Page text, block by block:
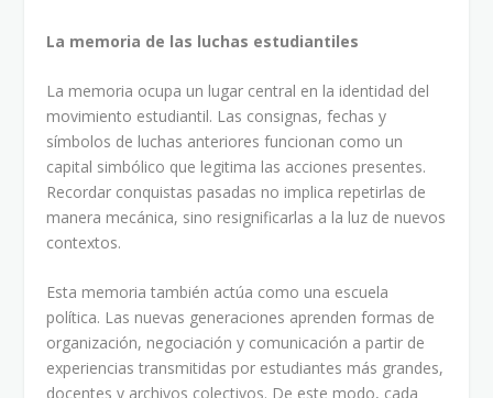
La memoria de las luchas estudiantiles
La memoria ocupa un lugar central en la identidad del
movimiento estudiantil. Las consignas, fechas y
símbolos de luchas anteriores funcionan como un
capital simbólico que legitima las acciones presentes.
Recordar conquistas pasadas no implica repetirlas de
manera mecánica, sino resignificarlas a la luz de nuevos
contextos.
Esta memoria también actúa como una escuela
política. Las nuevas generaciones aprenden formas de
organización, negociación y comunicación a partir de
experiencias transmitidas por estudiantes más grandes,
docentes y archivos colectivos. De este modo, cada